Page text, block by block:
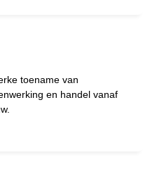
toename van
en handel vanaf